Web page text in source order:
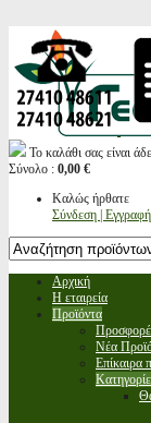
Το καλάθι σας είναι
Σύνολο : 0,00 €
Καλώς ήρθατε
Σύνδεση | Εγγραφή
Αρχική
Η εταιρεία
Προϊόντα
Νέα
Επίκαιρα